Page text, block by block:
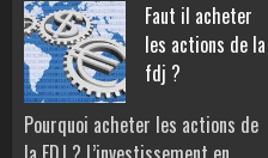
Faut il acheter
les actions de la
fdj ?
Pourquoi acheter les actions de